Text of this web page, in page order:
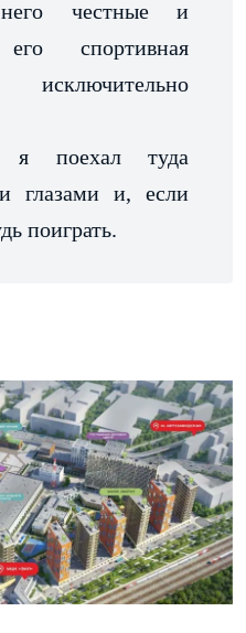
честные и
спортивная
я поехал туда
глазами и, если
поиграть.